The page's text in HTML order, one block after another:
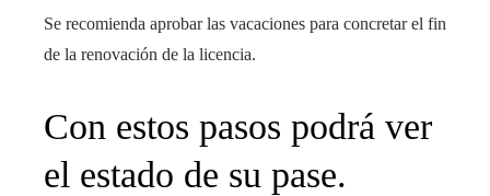
Se recomienda aprobar las vacaciones para concretar el fin
de la renovación de la licencia.
Con estos pasos podrá ver
el estado de su pase.